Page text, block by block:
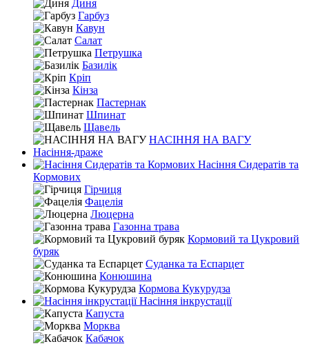
Диня
Гарбуз
Кавун
Салат
Петрушка
Базилік
Кріп
Кінза
Пастернак
Шпинат
Щавель
НАСІННЯ НА ВАГУ
Насіння-драже
Насіння Сидератів та
Кормових
Гірчиця
Фацелія
Люцерна
Газонна трава
Кормовий та Цукровий
буряк
Суданка та Еспарцет
Конюшина
Кормова Кукурудза
Насіння інкрустації
Капуста
Морква
Кабачок